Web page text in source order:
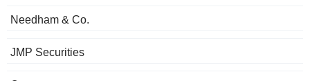
Needham & Co.
JMP Securities